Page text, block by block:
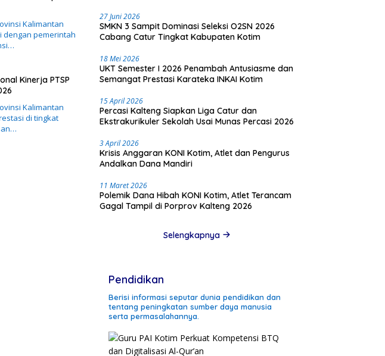
Kalimantan
dengan pemerintah
Kinerja PTSP
Kalimantan
di tingkat
27 Juni 2026
SMKN 3 Sampit Dominasi Seleksi O2SN 2026
Cabang Catur Tingkat Kabupaten Kotim
18 Mei 2026
UKT Semester I 2026 Penambah Antusiasme dan
Semangat Prestasi Karateka INKAI Kotim
15 April 2026
Percasi Kalteng Siapkan Liga Catur dan
Ekstrakurikuler Sekolah Usai Munas Percasi 2026
3 April 2026
Krisis Anggaran KONI Kotim, Atlet dan Pengurus
Andalkan Dana Mandiri
11 Maret 2026
Polemik Dana Hibah KONI Kotim, Atlet Terancam
Gagal Tampil di Porprov Kalteng 2026
Selengkapnya
Pendidikan
Berisi informasi seputar dunia pendidikan dan
tentang peningkatan sumber daya manusia
serta permasalahannya.